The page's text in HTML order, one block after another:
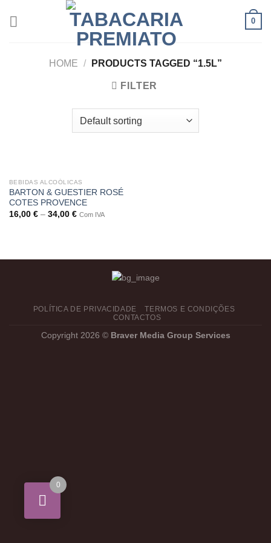
0
HOME / PRODUCTS TAGGED “1.5L”
FILTER
BEBIDAS ALCOÓLICAS
BARTON & GUESTIER ROSÉ
COTES PROVENCE
16,00 €– 34,00 € Com IVA
POLÍTICA DE PRIVACIDADE
TERMOS E CONDIÇÕES
CONTACTOS
Copyright 2026 © Braver Media Group Services
0